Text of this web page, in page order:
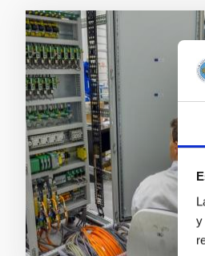
y